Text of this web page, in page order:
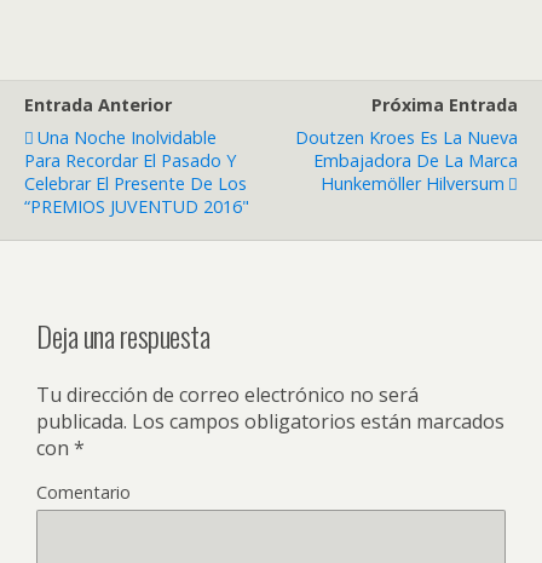
Entrada Anterior
Una Noche Inolvidable
Para Recordar El Pasado Y
Celebrar El Presente De Los
“PREMIOS JUVENTUD 2016"
Próxima Entrada
Doutzen Kroes Es La Nueva
Embajadora De La Marca
Hunkemöller Hilversum
Deja una respuesta
Tu dirección de correo electrónico no será
publicada. Los campos obligatorios están marcados
con *
Comentario